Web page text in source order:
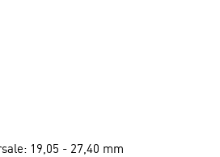
19,05 - 27,40 mm